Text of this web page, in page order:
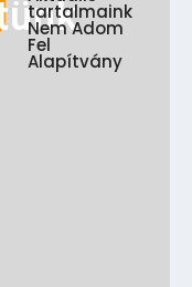
tartalmaink
Nem Adom
Fel
Alapítvány